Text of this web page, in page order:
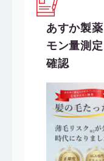
あすか製
モン量測
確認